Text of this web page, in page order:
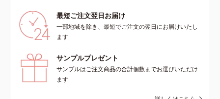
最短ご注文翌日お届け
一部地域を除き、最短でご注文の翌日にお届けいたし
ます
サンプルプレゼント
サンプルはご注文商品の合計個数までお選びいただけ
ます